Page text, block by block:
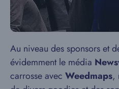
Au niveau des sponsors et
évidemment le média
carrosse avec Weedmaps,